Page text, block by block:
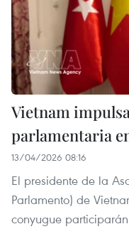
Vietnam
parlamentaria
13/04/2026 08:16
El presidente de la
Parlamento) de
conyugue